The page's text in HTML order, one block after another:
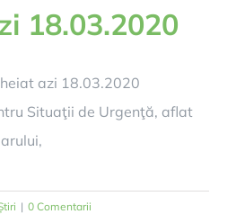
18.03.2020
azi 18.03.2020
Situaţii de Urgenţă, aflat
| 0 Comentarii